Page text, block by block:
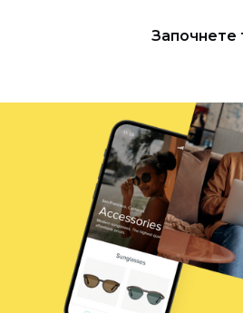
Започнете